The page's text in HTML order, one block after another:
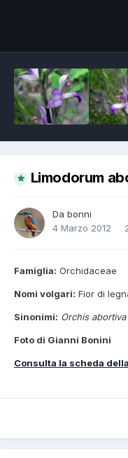
Limodorum
Da bonni
4 Marzo 2012
Famiglia: Orchidaceae
Nomi volgari: Fior di
Sinonimi: Orchis abortiva
Foto di Gianni Bonini
Consulta la scheda